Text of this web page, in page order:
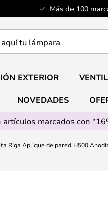
Más de 100
EXTERIOR
NOVEDADES
artículos marcados con
Riga Aplique de pared H500